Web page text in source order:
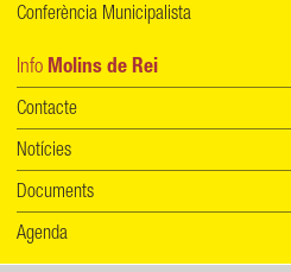
Conferència Municipalista
Info Molins de Rei
Contacte
Notícies
Documents
Agenda